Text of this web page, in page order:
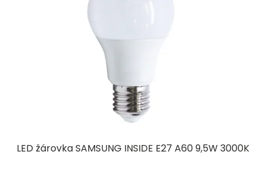
LED žárovka SAMSUNG INSIDE E27 A60 9,5W 3000K